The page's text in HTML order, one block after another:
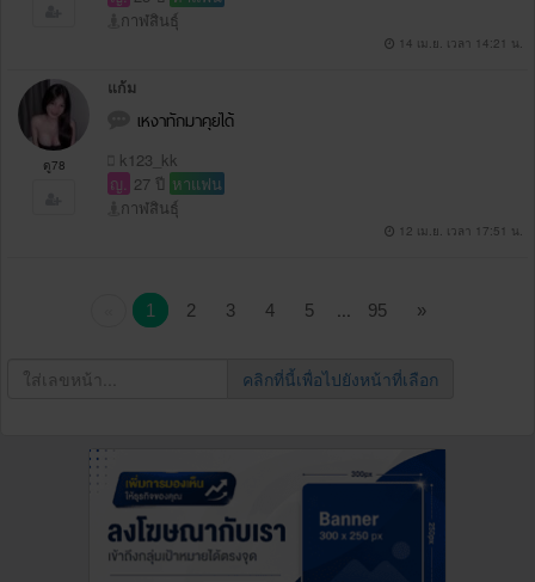
กาฬสินธุ์
14 เม.ย. เวลา 14:21 น.
ดู78
แก้ม
เหงาทักมาคุยได้
k123_kk
ญ. 27 ปี หาแฟน
กาฬสินธุ์
12 เม.ย. เวลา 17:51 น.
1 2 3 4 5 95 »
คลิกที่นี้เพื่อไปยังหน้าที่เลือก